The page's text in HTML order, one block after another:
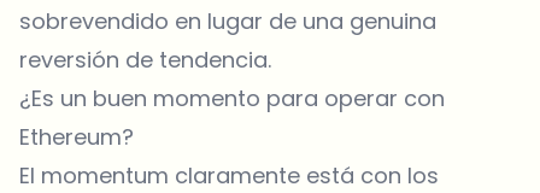
sobrevendido en lugar de una genuina
reversión de tendencia.
¿Es un buen momento para operar con
Ethereum?
El momentum claramente está con los